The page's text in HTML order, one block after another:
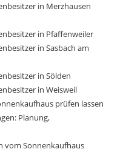
in Merzhausen
in Pfaffenweiler
in Sasbach am
in Sölden
in Weisweil
prüfen lassen
Planung,
vom Sonnenkaufhaus